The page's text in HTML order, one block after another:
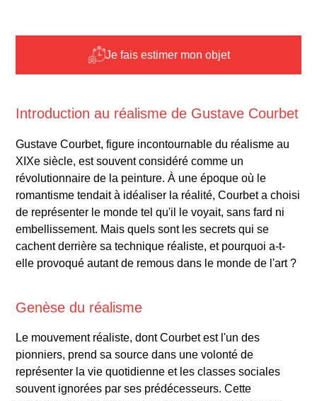
Je fais estimer mon objet
Introduction au réalisme de Gustave Courbet
Gustave Courbet, figure incontournable du réalisme au
XIXe siècle, est souvent considéré comme un
révolutionnaire de la peinture. À une époque où le
romantisme tendait à idéaliser la réalité, Courbet a choisi
de représenter le monde tel qu'il le voyait, sans fard ni
embellissement. Mais quels sont les secrets qui se
cachent derrière sa technique réaliste, et pourquoi a-t-
elle provoqué autant de remous dans le monde de l'art ?
Genèse du réalisme
Le mouvement réaliste, dont Courbet est l'un des
pionniers, prend sa source dans une volonté de
représenter la vie quotidienne et les classes sociales
souvent ignorées par ses prédécesseurs. Cette